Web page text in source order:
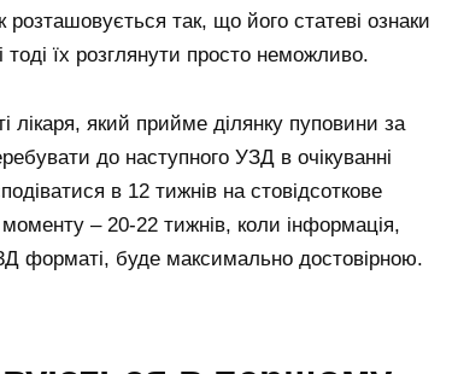
так, що його статеві ознаки
їх розглянути просто неможливо.
лікаря, який прийме ділянку пуповини за
до наступного УЗД в очікуванні
в 12 тижнів на стовідсоткове
– 20-22 тижнів, коли інформація,
форматі, буде максимально достовірною.